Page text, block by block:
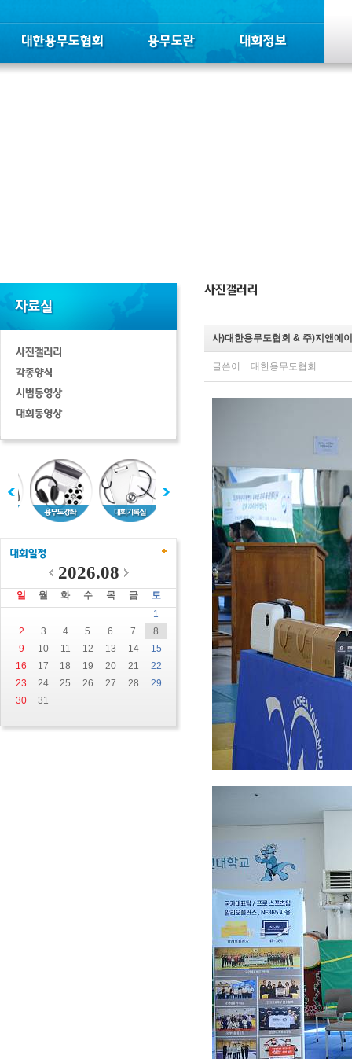
2026.08
일 월 화 수 목 금
토
1
2
3 4 5 6 7
8
9
10 11 12 13 14
15
16
17 18 19 20 21
22
23
24 25 26 27 28
29
30
31
사)대한용무도협회 & 주)지앤에
글쓴이 대한용무도협회